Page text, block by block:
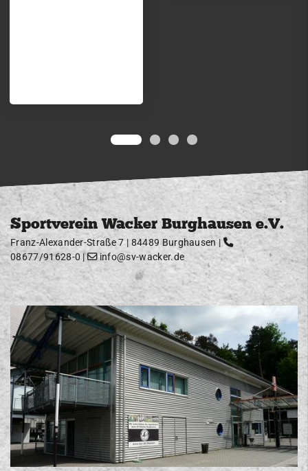
Sportverein Wacker Burghausen e.V.
Franz-Alexander-Straße 7 | 84489 Burghausen |
08677/91628-0 | info@sv-wacker.de